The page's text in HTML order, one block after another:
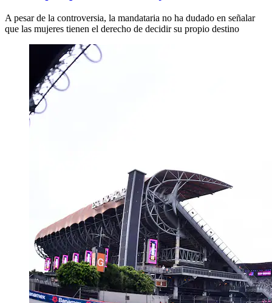
A pesar de la controversia, la mandataria no ha dudado en señalar
que las mujeres tienen el derecho de decidir su propio destino